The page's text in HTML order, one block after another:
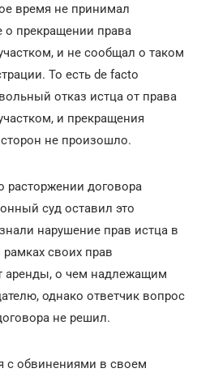
время не принимал
о прекращении права
и не сообщал о таком
То есть de facto
отказ истца от права
и прекращения
не произошло.
расторжении договора
суд оставил это
нарушение прав истца в
рамках своих прав
аренды, о чем надлежащим
однако ответчик вопрос
не решил.
с обвинениями в своем